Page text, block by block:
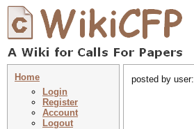
Home
Login
Register
Account
Logout
posted by user: